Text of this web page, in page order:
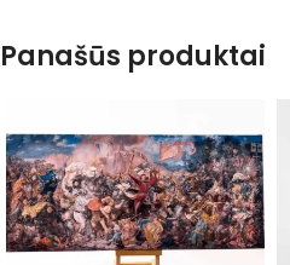
Panašūs produktai